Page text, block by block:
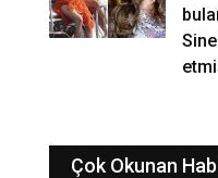
Çok Okunan